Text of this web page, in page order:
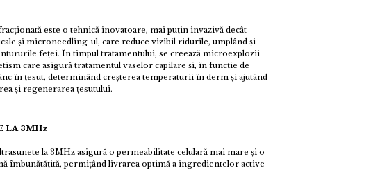
este o tehnică inovatoare, mai puțin invazivă decât
și microneedling-ul, care reduce vizibil ridurile, umplând și
feței. În timpul tratamentului, se creează microexplozii
care asigură tratamentul vaselor capilare și, în funcție de
în țesut, determinând creșterea temperaturii în derm și ajutând
și regenerarea țesutului.
LA 3MHz
la 3MHz asigură o permeabilitate celulară mai mare și o
îmbunătățită, permițând livrarea optimă a ingredientelor active